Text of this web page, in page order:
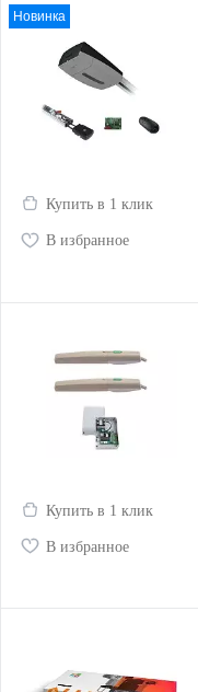
Новинка
Купить в 1 клик
В избранное
Купить в 1 клик
В избранное